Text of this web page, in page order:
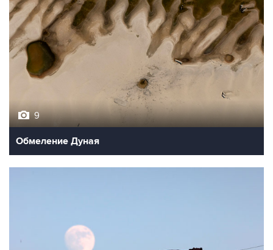
9
Обмеление Дуная